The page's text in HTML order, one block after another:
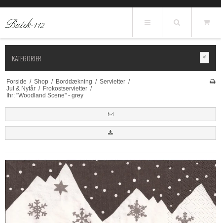
KATEGORIER
Forside / Shop / Borddækning / Servietter /
Jul & Nytår / Frokostservietter /
Ihr: "Woodland Scene" - grey